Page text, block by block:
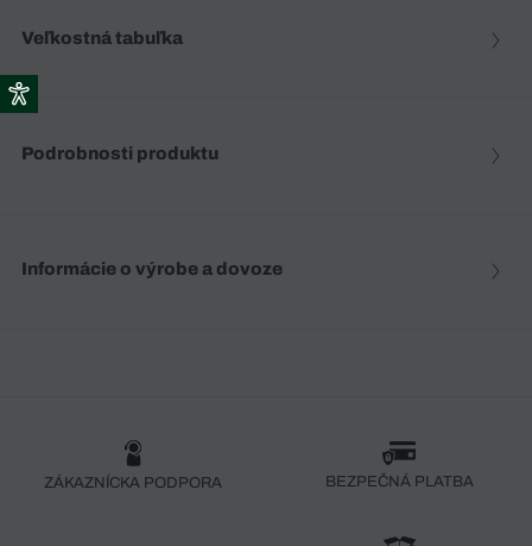
Veľkostná tabuľka
Podrobnosti produktu
Informácie o výrobe a dovoze
ZÁKAZNÍCKA PODPORA BEZPEČNÁ PLATBA